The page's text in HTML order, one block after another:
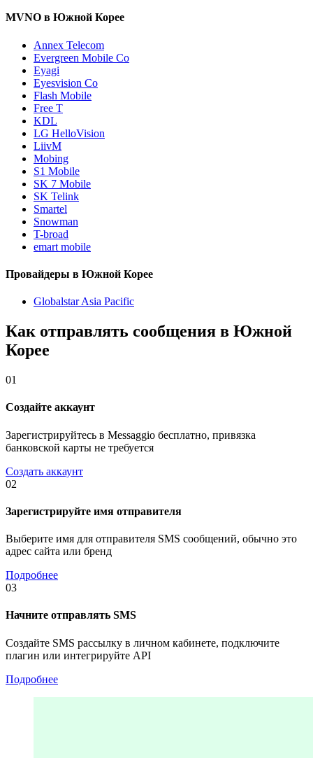
MVNO в Южной Корее
Annex Telecom
Evergreen Mobile Co
Eyagi
Eyesvision Co
Flash Mobile
Free T
KDL
LG HelloVision
LiivM
Mobing
S1 Mobile
SK 7 Mobile
SK Telink
Smartel
Snowman
T-broad
emart mobile
Провайдеры в Южной Корее
Globalstar Asia Pacific
Как отправлять сообщения в Южной
Корее
01
Создайте аккаунт
Зарегистрируйтесь в Messaggio бесплатно, привязка
банковской карты не требуется
Создать аккаунт
02
Зарегистрируйте имя отправителя
Выберите имя для отправителя SMS сообщений, обычно это
адрес сайта или бренд
Подробнее
03
Начните отправлять SMS
Создайте SMS рассылку в личном кабинете, подключите
плагин или интегрируйте API
Подробнее